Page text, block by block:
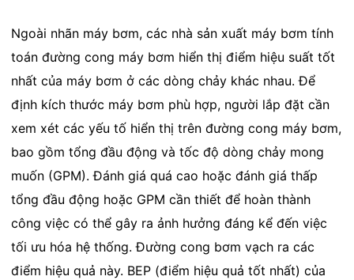
Ngoài nhãn máy bơm, các nhà sản xuất máy bơm tính
toán đường cong máy bơm hiển thị điểm hiệu suất tốt
nhất của máy bơm ở các dòng chảy khác nhau. Để
định kích thước máy bơm phù hợp, người lắp đặt cần
xem xét các yếu tố hiển thị trên đường cong máy bơm,
bao gồm tổng đầu động và tốc độ dòng chảy mong
muốn (GPM). Đánh giá quá cao hoặc đánh giá thấp
tổng đầu động hoặc GPM cần thiết để hoàn thành
công việc có thể gây ra ảnh hưởng đáng kể đến việc
tối ưu hóa hệ thống. Đường cong bơm vạch ra các
điểm hiệu quả này. BEP (điểm hiệu quả tốt nhất) của